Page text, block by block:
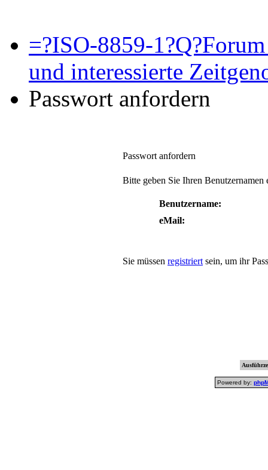
=?ISO-8859-
und interessierte
Passwort anfordern
Passwort anfordern
Bitte geben Sie Ihren Benutzernamen
Benutzername:
eMail:
Sie müssen registriert sein, um ihr
Powered by: